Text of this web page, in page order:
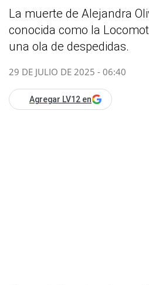
La muerte de Alejandra
conocida como la
una ola de despedidas.
29 DE JULIO DE 2025 - 06:40
Agregar LV12 en